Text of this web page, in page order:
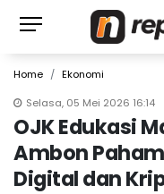
Home
Ekonomi
Selasa, 05 Mei 2026 16:14
OJK Edukasi
Ambon
Digital dan